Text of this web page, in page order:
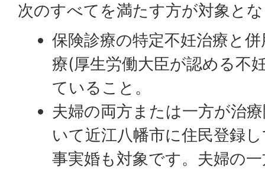
次のすべてを満たす方が対象と
保険診療の特定不妊治療と
療(厚生労働大臣が認める不
ていること。
夫婦の両方または一方が治
いて近江八幡市に住民登録
事実婚も対象です。夫婦の